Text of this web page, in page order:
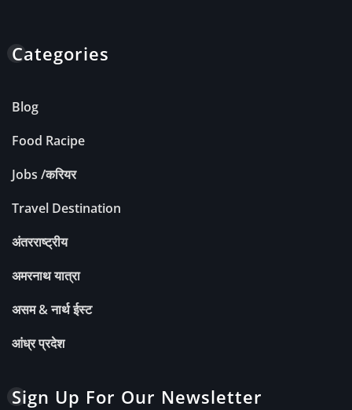
Categories
Blog
Food Racipe
Jobs /करियर
Travel Destination
अंतरराष्ट्रीय
अमरनाथ यात्रा
असम & नार्थ ईस्ट
आंध्र प्रदेश
Sign Up For Our Newsletter